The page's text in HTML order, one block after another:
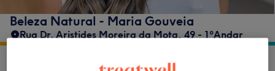
Beleza Natural - Maria Gouveia
Rua Dr. Aristides Moreira da Mota, 49 - 1ºAndar